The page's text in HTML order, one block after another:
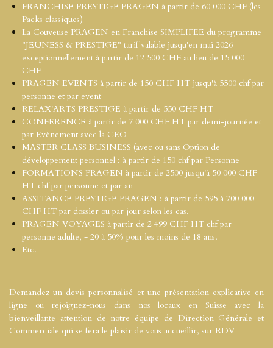
FRANCHISE PRESTIGE PRAGEN à partir de 60 000 CHF (les
Packs classiques)
La Couveuse PRAGEN en Franchise SIMPLIFEE du programme
"JEUNESS & PRESTIGE" tarif valable jusqu'en mai 2026
exceptionnellement à partir de 12 500 CHF au lieu de 15 000
CHF
PRAGEN EVENTS à partir de 150 CHF HT jusqu'à 5500 chf par
personne et par event
RELAX'ARTS PRESTIGE à partir de 550 CHF HT
CONFERENCE à partir de 7 000 CHF HT par demi-journée et
par Evènement avec la CEO
MASTER CLASS BUSINESS (avec ou sans Option de
développement personnel : à partir de 150 chf par Personne
FORMATIONS PRAGEN à partir de 2500 jusqu'à 50 000 CHF
HT chf par personne et par an
ASSITANCE PRESTIGE PRAGEN : à partir de 595 à 700 000
CHF HT par dossier ou par jour selon les cas.
PRAGEN VOYAGES à partir de 2 499 CHF HT chf par
personne adulte, - 20 à 50% pour les moins de 18 ans.
Etc.
Demandez un devis personnalisé et une présentation explicative en
ligne ou rejoignez-nous dans nos locaux en Suisse avec la
bienveillante attention de notre équipe de Direction Générale et
Commerciale qui se fera le plaisir de vous accueillir, sur RDV